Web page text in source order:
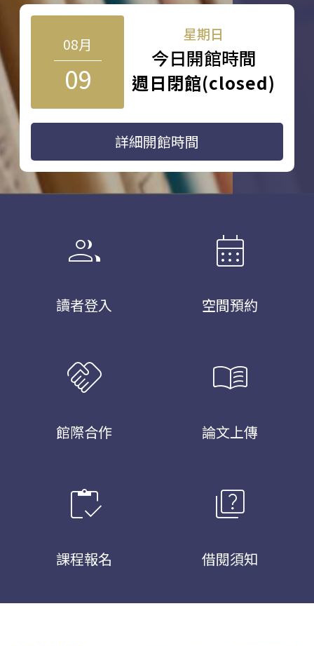
08月
09
星期日
今日開館時間
週日閉館(closed)
詳細開館時間
group
讀者登入
calendar_month
空間預約
handshake
館際合作
menu_book
論文上傳
inventory
課程報名
quiz
借閱須知